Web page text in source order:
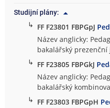
i
c
k
f
a
k
Studijní plány:
↳ FF F23801 FBPGpJ
Název anglicky:
bakalářský
↳ FF F23805 FBPGkJ
Název anglicky:
bakalářský
↳ FF F23803 FBPGpH